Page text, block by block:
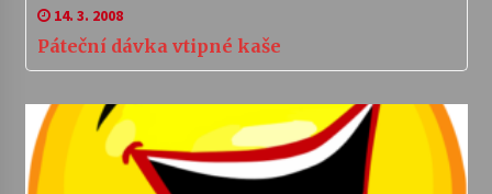
14. 3. 2008
Páteční dávka vtipné kaše